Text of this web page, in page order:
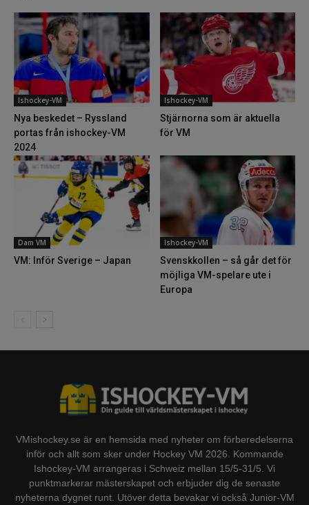
Ishockey-VM
Nya beskedet – Ryssland
portas från ishockey-VM
2024
Ishockey-VM
Stjärnorna som är aktuella
för VM
Dam VM
VM: Inför Sverige – Japan
Ishockey-VM
Svenskkollen – så går det för
möjliga VM-spelare ute i
Europa
VMishockey.se är en hemsida med nyheter om förberedelserna
inför och allt som sker under Hockey VM 2026. Kommande
Ishockey-VM arrangeras i Schweiz mellan 15/5-31/5. Vi
punktmarkerar mästerskapet och erbjuder dig de senaste
nyheterna dygnet runt. Utöver detta bevakar vi också Junior-VM